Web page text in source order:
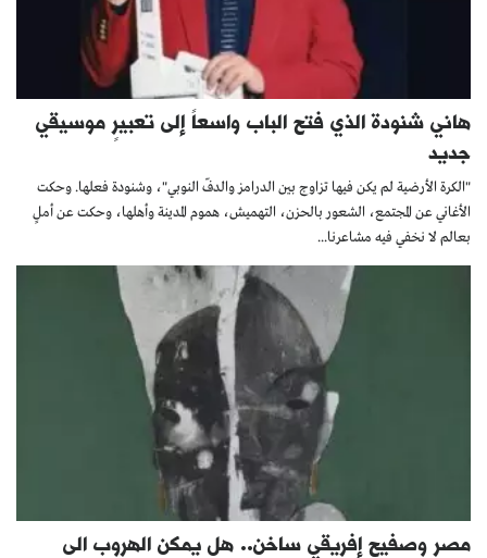
هاني شنودة الذي فتح الباب واسعاً إلى تعبيرٍ موسيقي
جديد
"الكرة الأرضية لم يكن فيها تزاوج بين الدرامز والدفّ النوبي"، وشنودة فعلها. وحكت
الأغاني عن المجتمع، الشعور بالحزن، التهميش، هموم المدينة وأهلها، وحكت عن أملٍ
بعالم لا نخفي فيه مشاعرنا...
مصر وصفيح إفريقي ساخن.. هل يمكن الهروب الى